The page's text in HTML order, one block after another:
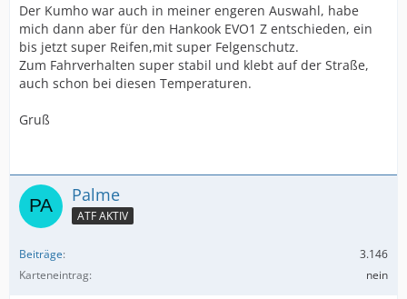
Der Kumho war auch in meiner engeren Auswahl, habe
mich dann aber für den Hankook EVO1 Z entschieden, ein
bis jetzt super Reifen,mit super Felgenschutz.
Zum Fahrverhalten super stabil und klebt auf der Straße,
auch schon bei diesen Temperaturen.
Gruß
Palme
ATF AKTIV
Beiträge
3.146
Karteneintrag
nein